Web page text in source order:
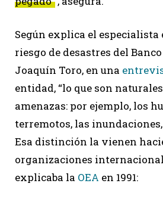
Según explica el especialista
riesgo de desastres del
Joaquín Toro, en una
entidad, “lo que son
amenazas: por ejemplo, los
terremotos, las
Esa distinción la vienen
organizaciones
explicaba la OEA en 1991: